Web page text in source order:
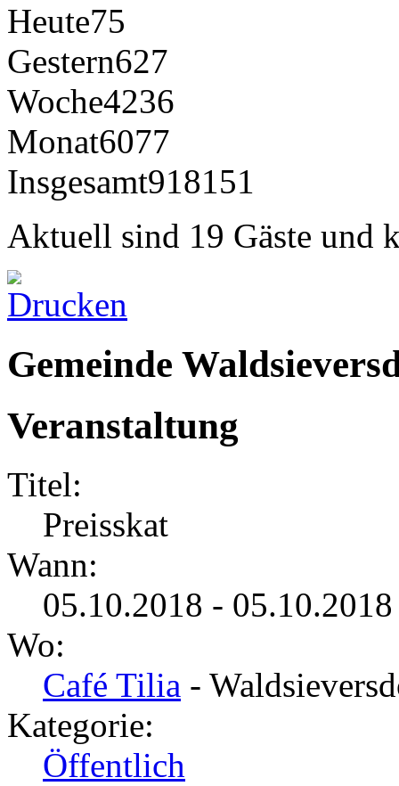
Heute75
Gestern627
Woche4236
Monat6077
Insgesamt918151
Aktuell sind 19 Gäste und
Gemeinde
Veranstaltung
Titel:
Preisskat
Wann:
05.10.2018 -
Wo:
Café Tilia -
Kategorie:
Öffentlich